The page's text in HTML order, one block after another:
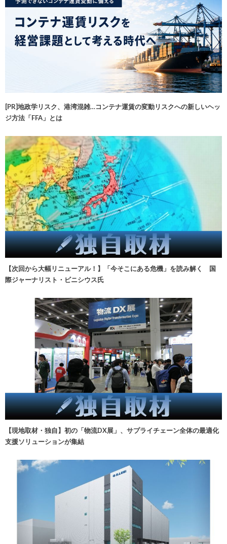
[PR]地政学リスク、港湾混雑…コンテナ運賃の変動リスクへの新しいヘッ
ジ方法「FFA」とは
【次回から大幅リニューアル！】「今そこにある危機」を読み解く 国
際ジャーナリスト・ビニシウス氏
【現地取材・独自】初の「物流DX展」、サプライチェーン全体の最適化
支援ソリューションが集結